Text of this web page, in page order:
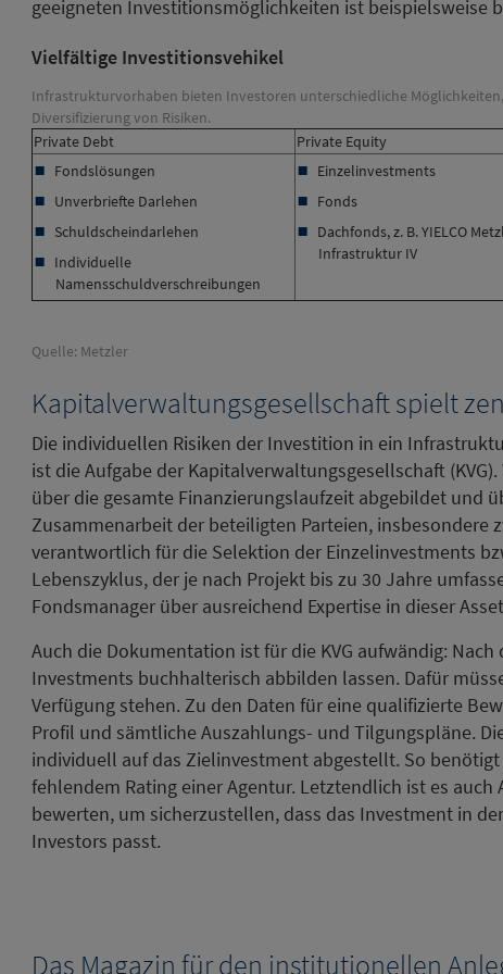
geeigneten Investitionsmöglichkeiten ist beispielsweise
Vielfältige Investitionsvehikel
Infrastrukturvorhaben bieten Investoren unterschiedliche
Diversifizierung von Risiken.
Private Debt
Private Equity
Fondslösungen
Unverbriefte Darlehen
Schuldscheindarlehen
Individuelle
Namensschuldverschreibungen
Einzelinvestments
Fonds
Dachfonds, z. B. YIELCO
Infrastruktur IV
Quelle: Metzler
Kapitalverwaltungsgesellschaft spielt
Die individuellen Risiken der Investition in ein
ist die Aufgabe der Kapitalverwaltungsgesellschaft
über die gesamte Finanzierungslaufzeit abgebildet und
Zusammenarbeit der beteiligten Parteien, insbesondere
verantwortlich für die Selektion der Einzelinvestments
Lebenszyklus, der je nach Projekt bis zu 30 Jahre
Fondsmanager über ausreichend Expertise in dieser
Auch die Dokumentation ist für die KVG aufwändig:
Investments buchhalterisch abbilden lassen. Dafür
Verfügung stehen. Zu den Daten für eine qualifizierte
Profil und sämtliche Auszahlungs- und Tilgungspläne.
individuell auf das Zielinvestment abgestellt. So
fehlendem Rating einer Agentur. Letztendlich ist es auch
bewerten, um sicherzustellen, dass das Investment in
Investors passt.
Das Magazin für den institutionellen